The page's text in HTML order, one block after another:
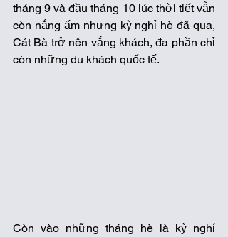
tháng 9 và đầu tháng 10 lúc thời tiết vẫn
còn nắng ấm nhưng kỳ nghỉ hè đã qua,
Cát Bà trở nên vắng khách, đa phần chỉ
còn những du khách quốc tế.
Còn vào những tháng hè là kỳ nghỉ